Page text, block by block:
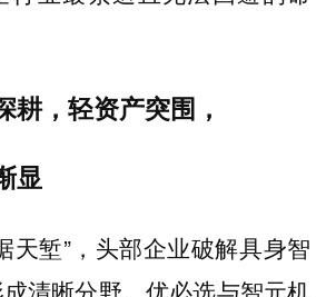
耕，轻资产突围，
显
天堑”，头部企业破解具身智